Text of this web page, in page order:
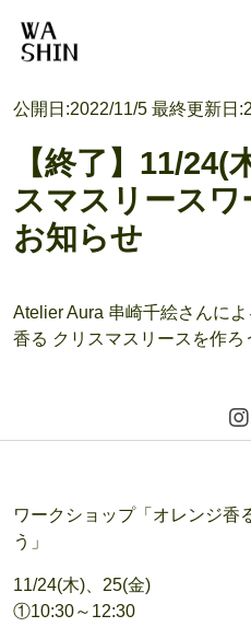
公開日:2022/11/5 最終更新日:
【終了】11/24(
スマスリース
お知らせ
Atelier Aura 串崎千絵さんに
香る クリスマスリースを作ろ
ワークショップ「オレンジ香
う」
11/24(木)、25(金)
①10:30～12:30